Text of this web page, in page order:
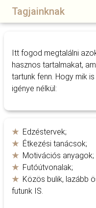
Tagjainknak
Itt fogod megtalálni
hasznos tartalmakat,
tartunk fenn. Hogy mik
igénye nélkül:
Edzéstervek;
Étkezési tanácsok;
Motivációs anyagok;
Futóútvonalak;
Közös bulik, lazább
futunk IS.